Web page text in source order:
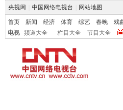
央视网 中国网络电视台 网站地图
首页 新闻 经济 体育 综艺 春晚 戏
电视
频道大全 栏目大全 节目大全